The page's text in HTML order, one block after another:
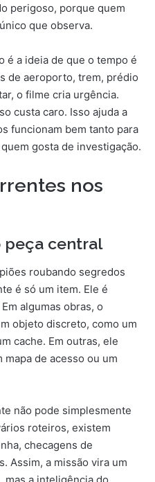
perigoso, porque quem
que observa.
é a ideia de que o tempo é
de aeroporto, trem, prédio
o filme cria urgência.
custa caro. Isso ajuda a
funcionam bem tanto para
gosta de investigação.
nos
peça central
roubando segredos
é só um item. Ele é
algumas obras, o
objeto discreto, como um
cache. Em outras, ele
de acesso ou um
não pode simplesmente
roteiros, existem
checagens de
Assim, a missão vira um